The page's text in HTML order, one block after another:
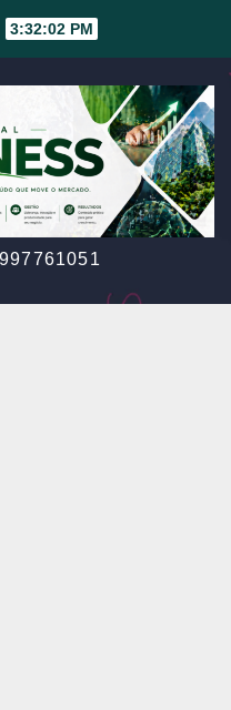
3:32:04 PM